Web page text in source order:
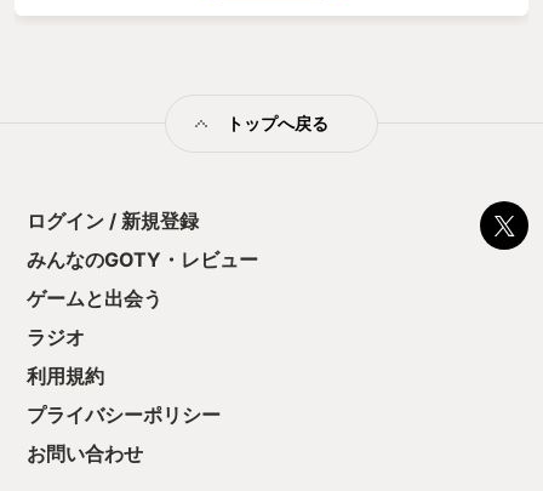
トップへ戻る
ログイン / 新規登録
みんなのGOTY・レビュー
ゲームと出会う
ラジオ
利用規約
プライバシーポリシー
お問い合わせ